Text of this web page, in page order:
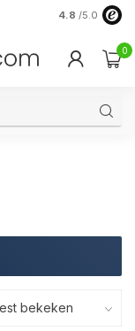
Verzending
4.8 /5.0
0